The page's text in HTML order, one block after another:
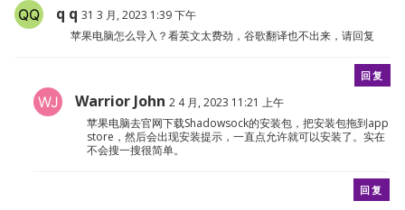
q q 31 3 月, 2023 1:39 下午
苹果电脑怎么导入？看英文太费劲，谷歌翻译也不出来，请回复
回复
Warrior John 2 4 月, 2023 11:21 上午
苹果电脑去官网下载Shadowsock的安装包，把安装包拖到app
store，然后会出现安装提示，一直点允许就可以安装了。实在
不会搜一搜很简单。
回复